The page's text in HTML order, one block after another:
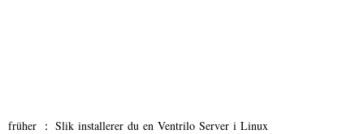
früher ： Slik installerer du en Ventrilo Server i Linux